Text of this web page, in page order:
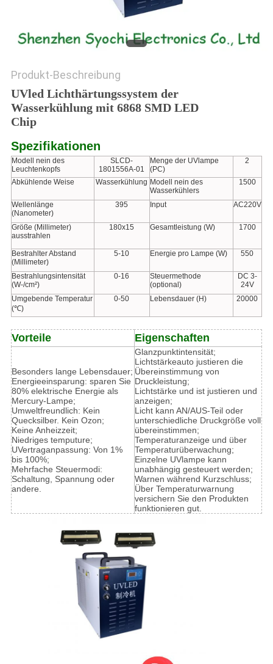
Produkt-Beschreibung
UVled Lichthärtungssystem der
Wasserkühlung mit 6868 SMD LED
Chip
Spezifikationen
Modell nein des
Leuchtenkopfs
SLCD-
1801556A-01
Menge der UVlampe
(PC)
2
Abkühlende Weise Wasserkühlung Modell nein des
Wasserkühlers
1500
Wellenlänge
(Nanometer)
395 Input AC220V
Größe (Millimeter)
ausstrahlen
180x15 Gesamtleistung (W) 1700
Bestrahlter Abstand
(Millimeter)
5-10 Energie pro Lampe (W) 550
Bestrahlungsintensität
(W-/cm²)
0-16
Steuermethode
(optional)
DC 3-
24V
Umgebende Temperatur
(℃)
0-50 Lebensdauer (H) 20000
Vorteile Eigenschaften
Besonders lange Lebensdauer;
Energieeinsparung: sparen Sie
80% elektrische Energie als
Mercury-Lampe;
Umweltfreundlich: Kein
Quecksilber. Kein Ozon;
Keine Anheizzeit;
Niedriges temputure;
UVertraganpassung: Von 1%
bis 100%;
Mehrfache Steuermodi:
Schaltung, Spannung oder
andere.
Glanzpunktintensität;
Lichtstärkeauto justieren die
Übereinstimmung von
Druckleistung;
Lichtstärke und ist justieren und
anzeigen;
Licht kann AN/AUS-Teil oder
unterschiedliche Druckgröße voll
übereinstimmen;
Temperaturanzeige und über
Temperaturüberwachung;
Einzelne UVlampe kann
unabhängig gesteuert werden;
Warnen während Kurzschluss;
Über Temperaturwarnung
versichern Sie den Produkten
funktionieren gut.